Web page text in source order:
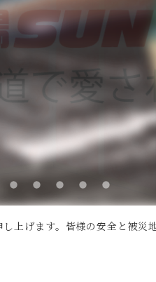
上げます。皆様の安全と被災